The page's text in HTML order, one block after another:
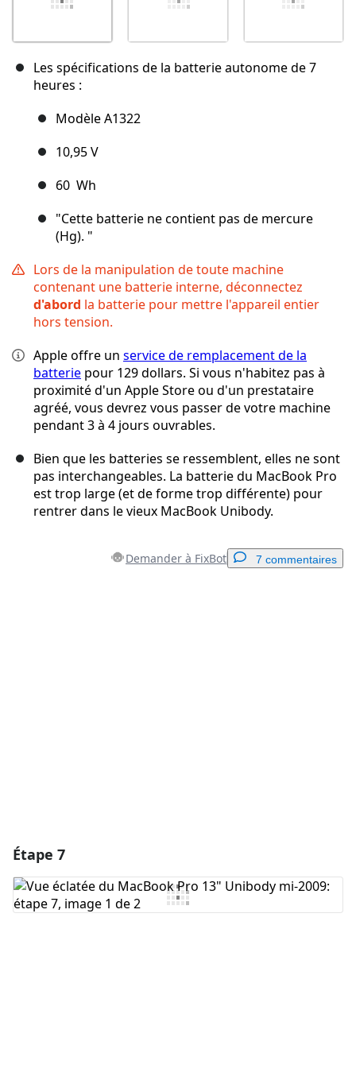
Les spécifications de la batterie autonome de 7
heures :
Modèle A1322
10,95 V
60 Wh
"Cette batterie ne contient pas de mercure
(Hg). "
Lors de la manipulation de toute machine
contenant une batterie interne, déconnectez
d'abord la batterie pour mettre l'appareil entier
hors tension.
Apple offre un service de remplacement de la
batterie pour 129 dollars. Si vous n'habitez pas à
proximité d'un Apple Store ou d'un prestataire
agréé, vous devrez vous passer de votre machine
pendant 3 à 4 jours ouvrables.
Bien que les batteries se ressemblent, elles ne sont
pas interchangeables. La batterie du MacBook Pro
est trop large (et de forme trop différente) pour
rentrer dans le vieux MacBook Unibody.
Demander à FixBot 7 commentaires
Étape 7